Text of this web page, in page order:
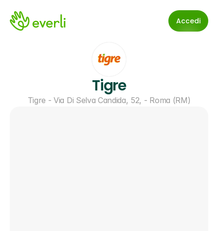
Accedi
Tigre
Tigre - Via Di Selva Candida, 52, - Roma (RM)